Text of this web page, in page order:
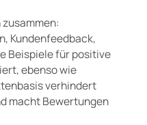
Kundenfeedback,
Beispiele für positive
ebenso wie
verhindert
macht Bewertungen